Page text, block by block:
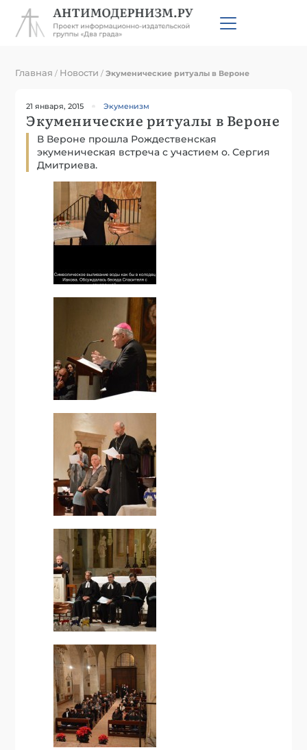
Главная / Новости /Экуменические ритуалы в Вероне
21 января, 2015 Экуменизм
Экуменические ритуалы в Вероне
В Вероне прошла Рождественская
экуменическая встреча с участием о. Сергия
Дмитриева.